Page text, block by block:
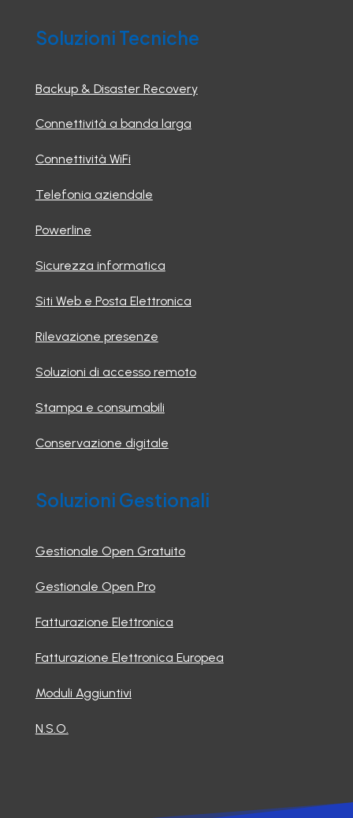
Soluzioni Tecniche
Backup & Disaster Recovery
Connettività a banda larga
Connettività WiFi
Telefonia aziendale
Powerline
Sicurezza informatica
Siti Web e Posta Elettronica
Rilevazione presenze
Soluzioni di accesso remoto
Stampa e consumabili
Conservazione digitale
Soluzioni Gestionali
Gestionale Open Gratuito
Gestionale Open Pro
Fatturazione Elettronica
Fatturazione Elettronica Europea
Moduli Aggiuntivi
N.S.O.